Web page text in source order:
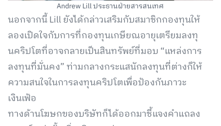
Andrew Lill ประธานฝ่ายสารสนเทศ
นอกจากนี้ Lill ยังได้กล่าวเสริมกับสมาชิกกองทุนให้
ลองเปิดใจกับการที่กองทุนเกษียณอายุเตรียมลงทุ
นคริปโตที่อาจกลายเป็นสินทรัพย์ที่มอบ “แหล่งการ
ลงทุนที่มั่นคง” ท่ามกลางกระแสนักลงทุนที่ต่างก็ให้
ความสนใจในการลงทุนคริปโตเพื่อป้องกันภาวะ
เงินเฟ้อ
ทางด้านโฆษกของบริษัทก็ได้ออกมาชี้แจงคำแถลง